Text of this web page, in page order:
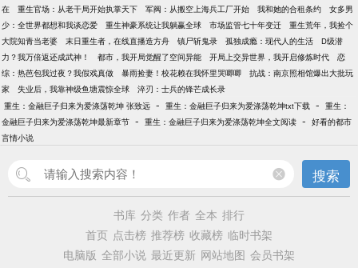
在
重生官场：从老干局开始执掌天下 军阀：从搬空上海兵工厂开始 我和她的合租条约
女多男
少：全世界都想和我谈恋爱
重生神豪系统让我躺赢全球 市场监管七十年变迁
重生荒年，我捡个
大院知青当老婆
末日重生者，在线直播造方舟 镇尸斩鬼录 孤独成瘾：现代人的生活
D级潜
力？我万倍返还成武神！
都市，我开局觉醒了空间异能 开局上交异世界，我开启修炼时代
恋
综：热芭包我过夜？我假戏真做
暴雨捡妻！校花赖在我怀里哭唧唧
抗战：南京照相馆爆出大批玩
家
失业后，我靠神级鱼塘震惊全球
淬刃：士兵的锋芒成长录
重生：金融巨子归来为爱涤荡乾坤 张致远 - 重生：金融巨子归来为爱涤荡乾坤txt下载 - 重生：
金融巨子归来为爱涤荡乾坤最新章节 - 重生：金融巨子归来为爱涤荡乾坤全文阅读 - 好看的都市
言情小说
搜索
书库 分类 作者 全本 排行
首页 点击榜 推荐榜 收藏榜 临时书架
电脑版 全部小说 最近更新 网站地图 会员书架